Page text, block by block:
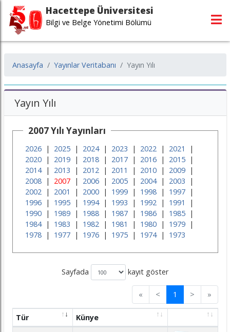
Hacettepe Üniversitesi
Bilgi ve Belge Yönetimi Bölümü
Anasayfa Yayınlar Veritabanı Yayın Yılı
Yayın Yılı
2007 Yılı Yayınları
2026| 2025| 2024| 2023 | 2022| 2021
|
2020| 2019| 2018| 2017| 2016| 2015|
2014| 2013 | 2012| 2011 | 2010| 2009|
2008| 2007| 2006| 2005| 2004| 2003 |
2002| 2001 | 2000| 1999| 1998| 1997|
1996| 1995| 1994| 1993 | 1992| 1991
|
1990| 1989| 1988| 1987| 1986| 1985|
1984| 1983 | 1982| 1981 | 1980| 1979|
1978| 1977| 1976| 1975| 1974| 1973
Sayfada kayıt göster
« < 1 > »
Tür Künye